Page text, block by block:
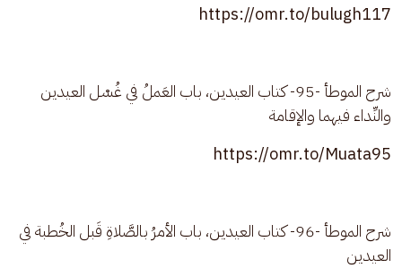
https://omr.to/bulugh117
شرح الموطأ -95- كتاب العيدين، باب العَملُ في غُسْل العيدين
والنِّداء فيهما والإقامة
https://omr.to/Muata95
شرح الموطأ -96- كتاب العيدين، باب الأمرُ بالصَّلاةِ قَبل الخُطبة في
العيدين